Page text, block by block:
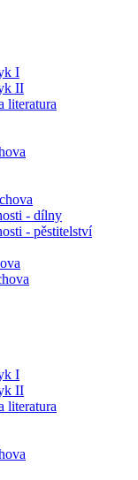
I
II
literatura
- dílny
- pěstitelství
I
II
literatura